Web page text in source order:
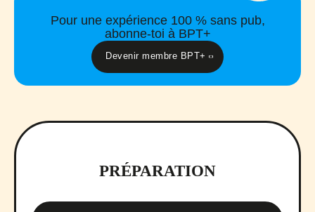
Pour une expérience 100 % sans pub,
abonne-toi à BPT+
Devenir membre BPT+
PRÉPARATION